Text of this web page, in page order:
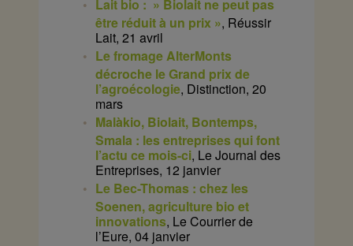
Lait bio : » Biolait ne peut pas
être réduit à un prix », Réussir
Lait, 21 avril
Le fromage AlterMonts
décroche le Grand prix de
l’agroécologie, Distinction, 20
mars
Malàkio, Biolait, Bontemps,
Smala : les entreprises qui font
l’actu ce mois-ci, Le Journal des
Entreprises, 12 janvier
Le Bec-Thomas : chez les
Soenen, agriculture bio et
innovations, Le Courrier de
l’Eure, 04 janvier